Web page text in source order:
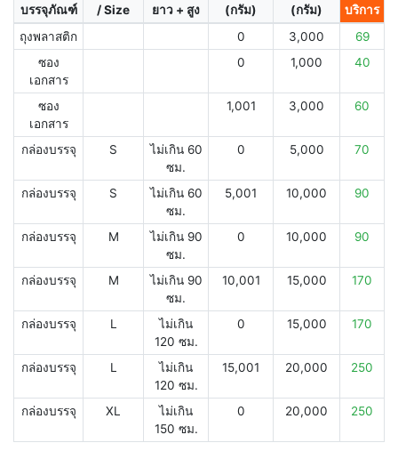
บรรจุภัณฑ์
/ Size
ยาว + สูง
(กรัม)
(กรัม)
บริการ
ถุงพลาสติก
0 3,000
69
ซอง
เอกสาร
0 1,000 40
ซอง
เอกสาร
1,001 3,000 60
กล่องบรรจุ S
ไม่เกิน 60
ซม.
0 5,000 70
กล่องบรรจุ S
ไม่เกิน 60
ซม.
5,001 10,000 90
กล่องบรรจุ M
ไม่เกิน 90
ซม.
0 10,000 90
กล่องบรรจุ M
ไม่เกิน 90
ซม.
10,001 15,000 170
กล่องบรรจุ L
ไม่เกิน
120 ซม.
0 15,000 170
กล่องบรรจุ L
ไม่เกิน
120 ซม.
15,001 20,000 250
กล่องบรรจุ XL
ไม่เกิน
150 ซม.
0 20,000 250